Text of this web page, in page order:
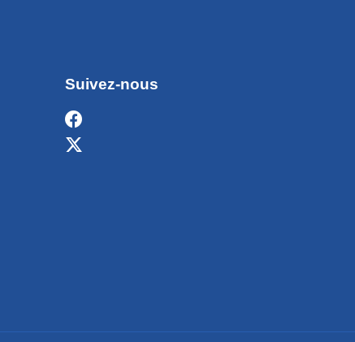
Suivez-nous